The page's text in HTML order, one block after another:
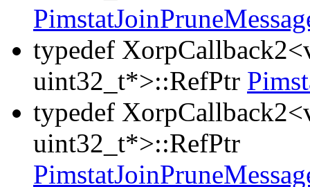
typedef
uint32_t*>::RefPtr
typedef
uint32_t*>::RefPtr